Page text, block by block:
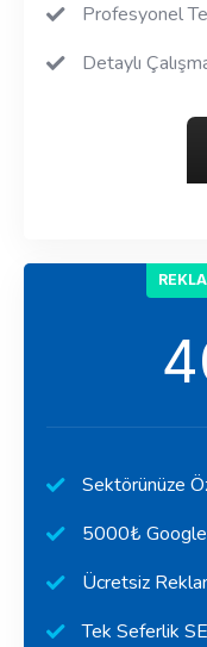
Profesyonel
Detaylı
Sektörünüze
5000₺
Ücretsiz
Tek Seferlik